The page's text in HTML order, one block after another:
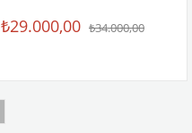
₺29.000,00 ₺34.000,00